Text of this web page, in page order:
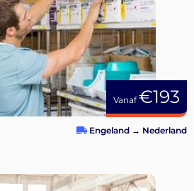
Vanaf€193
Engeland → Nederland